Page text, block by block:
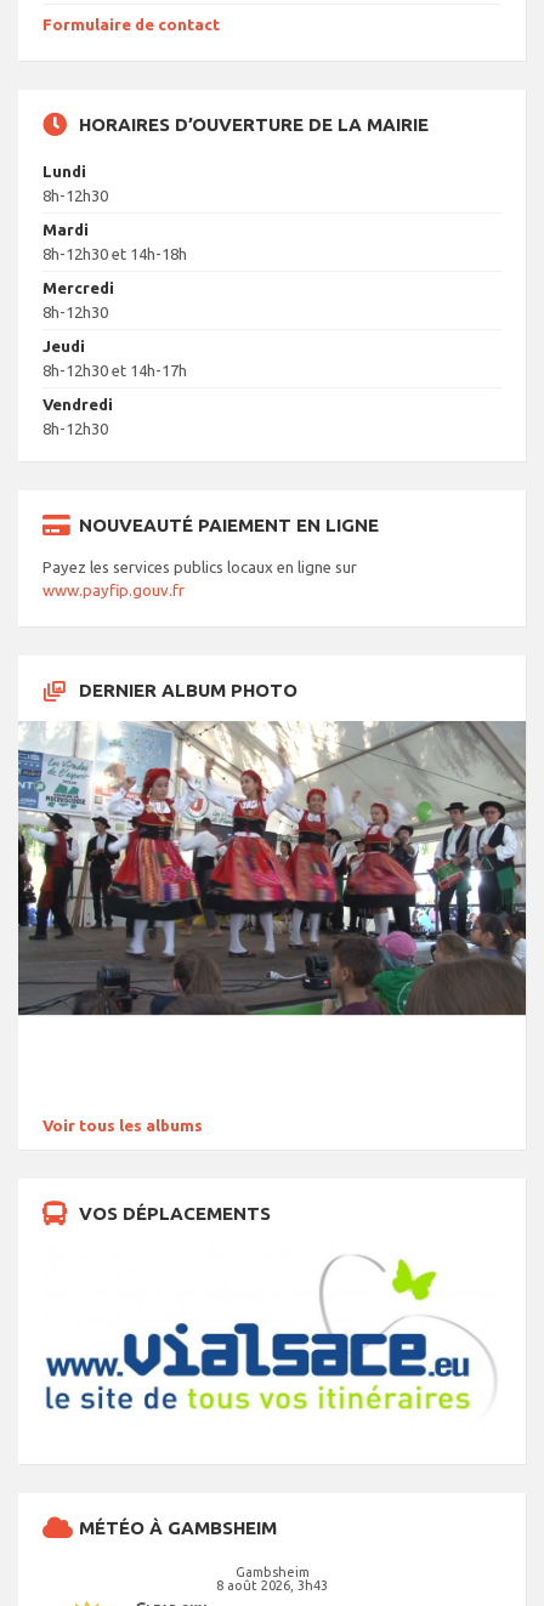
Formulaire de contact
HORAIRES D’OUVERTURE DE LA MAIRIE
Lundi
8h-12h30
Mardi
8h-12h30 et 14h-18h
Mercredi
8h-12h30
Jeudi
8h-12h30 et 14h-17h
Vendredi
8h-12h30
NOUVEAUTÉ PAIEMENT EN LIGNE
Payez les services publics locaux en ligne sur
www.payfip.gouv.fr
DERNIER ALBUM PHOTO
Voir tous les albums
VOS DÉPLACEMENTS
MÉTÉO À GAMBSHEIM
Gambsheim
8 août 2026, 3h43